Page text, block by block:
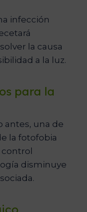
infección
la causa
a la luz.
para la
antes, una de
la fotofobia
disminuye